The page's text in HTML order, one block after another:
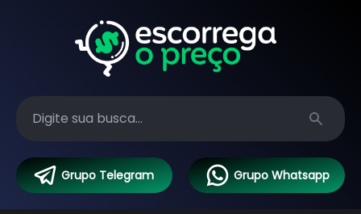
Search
Grupo Telegram Grupo Whatsapp